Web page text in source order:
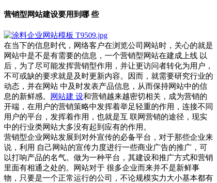
营销型网站建设要用到哪 些
在当下的信息时代，网络客户在浏览公司网站时，关心的就是
网站中是不是有需要的信息，一个营销型网站在建成上线 以
后，为了尽可能发挥营销型作用，并让更访问者转化为用户，
不可或缺的要求就是及时更新内容。因而，就需要研究行业的
动态，并在网站 中及时发表产品信息，从而保持网站中的信
息的新鲜感。
网站建 设和营销越来越密切相关，成为营销的
开端，在用户的营销策略中发挥着举足轻重的作用，连接不同
用户的平台，发挥着作用，也就是互 联网营销的途径，现实
中的行业类网站大多没有起到应有的作用。
营销型企业网站发展到对外宣传的必备平台，对于那些企业来
说，利用 自己网站的宣传力度进行一些商业广告的推广，可
以打响产品的名气。做为一种平台，其建设和推广方式和营销
里面有相通之处的。网站对于 很多企业而来并不是新鲜事
物，只要是一个正常运行的公司，不论规模实力大小基本都有